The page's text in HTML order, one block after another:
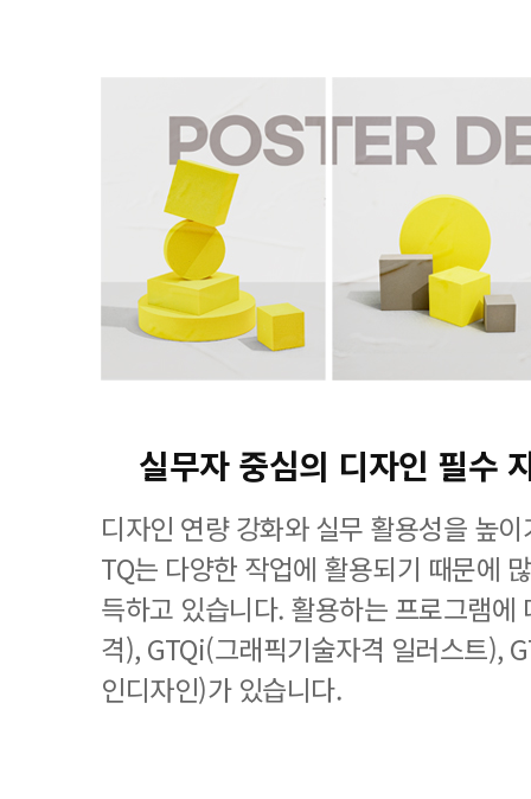
실무자 중심의 디자인 필수
디자인 연량 강화와 실무 활용성을 높
TQ는 다양한 작업에 활용되기 때문에
득하고 있습니다. 활용하는 프로그램에
격), GTQi(그래픽기술자격 일러스트),
인디자인)가 있습니다.